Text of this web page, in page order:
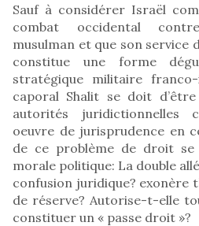
Sauf à considérer Israël
combat occidental
musulman et que son service
constitue une forme
stratégique militaire
caporal Shalit se doit
autorités juridictionnelles
oeuvre de jurisprudence en
de ce problème de droit
morale politique: La double
confusion juridique? exonère
de réserve? Autorise-t-elle
constituer un « passe droit »?